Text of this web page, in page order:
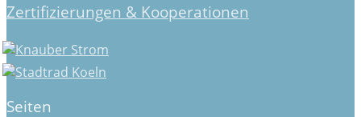
Zertifizierungen & Kooperationen
Seiten